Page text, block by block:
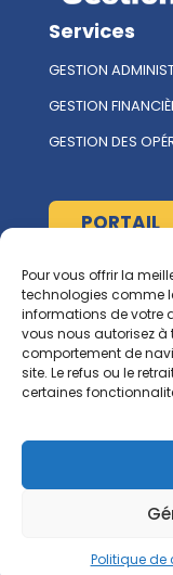
Pour vous offrir la
technologies comme
informations de votre
vous nous autorisez à
comportement de
site. Le refus ou le
certaines
Politique de
Services
GESTION
GESTION
GESTION DES
PORTAIL
À propos
L'ÉQUIPE
NOUS
CORPIQ